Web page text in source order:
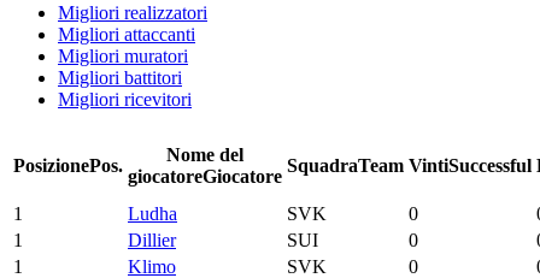
Migliori realizzatori
Migliori attaccanti
Migliori muratori
Migliori battitori
Migliori ricevitori
PosizionePos.
Nome del
giocatoreGiocatore
SquadraTeam VintiSuccessful
1 Ludha SVK 0
1
Dillier SUI 0
1
Klimo SVK 0